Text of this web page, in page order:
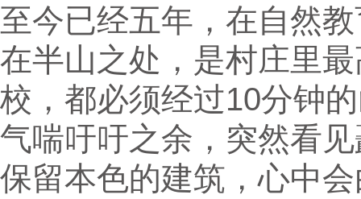
至今已经五年，在自然
在半山之处，是村庄里
校，都必须经过10分钟
气喘吁吁之余，突然看
保留本色的建筑，心中